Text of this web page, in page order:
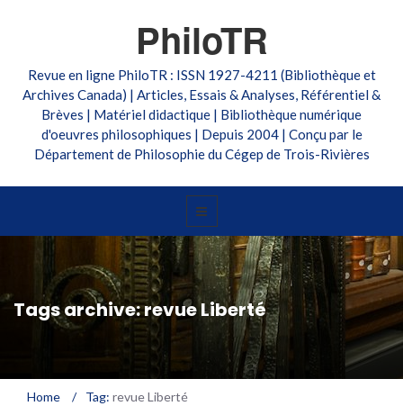
PhiloTR
Revue en ligne PhiloTR : ISSN 1927-4211 (Bibliothèque et
Archives Canada) | Articles, Essais & Analyses, Référentiel &
Brèves | Matériel didactique | Bibliothèque numérique
d'oeuvres philosophiques | Depuis 2004 | Conçu par le
Département de Philosophie du Cégep de Trois-Rivières
Tags archive: revue Liberté
Home / Tag: revue Liberté